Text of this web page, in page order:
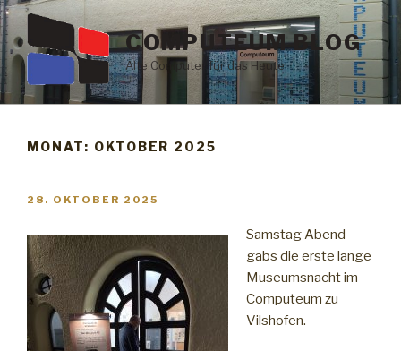
Zum
Inhalt
springen
COMPUTEUM BLOG
Alte Computer für das Heute
MONAT: OKTOBER 2025
VERÖFFENTLICHT
28. OKTOBER 2025
Samstag Abend
gabs die erste lange
Museumsnacht im
Computeum zu
Vilshofen.